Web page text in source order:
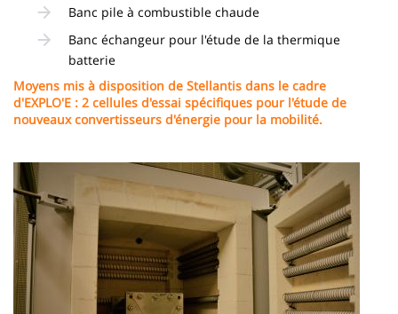
Banc pile à combustible chaude
Banc échangeur pour l'étude de la thermique
batterie
Moyens mis à disposition de Stellantis dans le cadre
d'EXPLO'E : 2 cellules d'essai spécifiques pour l'étude de
nouveaux convertisseurs d'énergie pour la mobilité.
Imagen